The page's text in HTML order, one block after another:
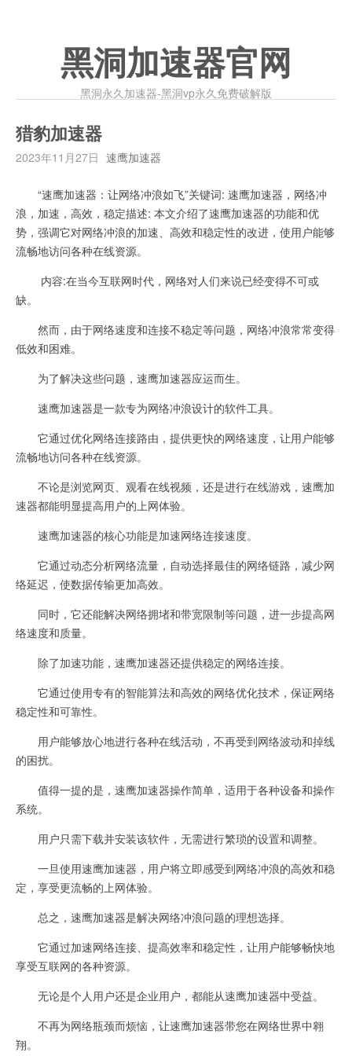
黑洞加速器官网
黑洞永久加速器-黑洞vp永久免费破解版
猎豹加速器
2023年11月27日 速鹰加速器
“速鹰加速器：让网络冲浪如飞”关键词: 速鹰加速器，网络冲
浪，加速，高效，稳定描述: 本文介绍了速鹰加速器的功能和优
势，强调它对网络冲浪的加速、高效和稳定性的改进，使用户能够
流畅地访问各种在线资源。
内容:在当今互联网时代，网络对人们来说已经变得不可或
缺。
然而，由于网络速度和连接不稳定等问题，网络冲浪常常变得
低效和困难。
为了解决这些问题，速鹰加速器应运而生。
速鹰加速器是一款专为网络冲浪设计的软件工具。
它通过优化网络连接路由，提供更快的网络速度，让用户能够
流畅地访问各种在线资源。
不论是浏览网页、观看在线视频，还是进行在线游戏，速鹰加
速器都能明显提高用户的上网体验。
速鹰加速器的核心功能是加速网络连接速度。
它通过动态分析网络流量，自动选择最佳的网络链路，减少网
络延迟，使数据传输更加高效。
同时，它还能解决网络拥堵和带宽限制等问题，进一步提高网
络速度和质量。
除了加速功能，速鹰加速器还提供稳定的网络连接。
它通过使用专有的智能算法和高效的网络优化技术，保证网络
稳定性和可靠性。
用户能够放心地进行各种在线活动，不再受到网络波动和掉线
的困扰。
值得一提的是，速鹰加速器操作简单，适用于各种设备和操作
系统。
用户只需下载并安装该软件，无需进行繁琐的设置和调整。
一旦使用速鹰加速器，用户将立即感受到网络冲浪的高效和稳
定，享受更流畅的上网体验。
总之，速鹰加速器是解决网络冲浪问题的理想选择。
它通过加速网络连接、提高效率和稳定性，让用户能够畅快地
享受互联网的各种资源。
无论是个人用户还是企业用户，都能从速鹰加速器中受益。
不再为网络瓶颈而烦恼，让速鹰加速器带您在网络世界中翱
翔。